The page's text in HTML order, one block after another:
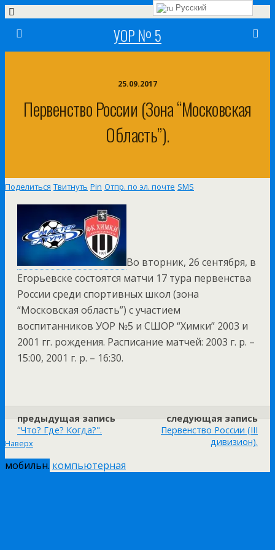
УОР № 5
25.09.2017
Первенство России (зона “Московская
Область”).
Поделиться Твитнуть Pin Отпр. по эл. почте SMS
Во вторник, 26 сентября, в
Егорьевске состоятся матчи 17 тура первенства
России среди спортивных школ (зона
“Московская область”) с участием
воспитанников УОР №5 и СШОР “Химки” 2003 и
2001 гг. рождения. Расписание матчей: 2003 г. р. –
15:00, 2001 г. р. – 16:30.
предыдущая запись
"Что? Где? Когда?".
следующая запись
Первенство России (III
дивизион).
Русский
Наверх
мобильн. компьютерная